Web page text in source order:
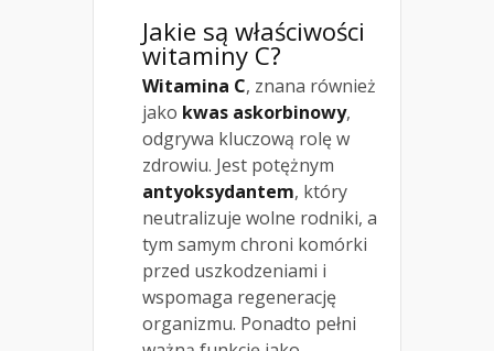
Jakie są właściwości
witaminy C?
Witamina C, znana również
jako kwas askorbinowy,
odgrywa kluczową rolę w
zdrowiu. Jest potężnym
antyoksydantem, który
neutralizuje wolne rodniki, a
tym samym chroni komórki
przed uszkodzeniami i
wspomaga regenerację
organizmu. Ponadto pełni